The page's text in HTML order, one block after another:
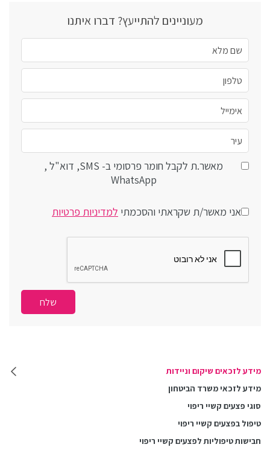
מידע לזכאים שיקום וניידות
מידע לזכאי משרד הביטחון
סוגי פצעים קשיי ריפוי
טיפול בפצעים קשיי ריפוי
חבישות טיפוליות לפצעים קשיי ריפוי
מעוניינים להתייעץ? דברו איתנו
מאשר.ת לקבל חומר פרסומי ב- SMS, דוא"ל ,
WhatsApp
אני מאשר/ת שקראתי והסכמתי למדיניות פרטיות